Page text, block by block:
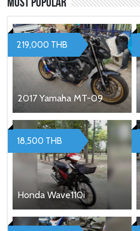
Most Popular
2017 Yamaha MT-09
219,000 THB
Honda Wave110i
18,500 THB